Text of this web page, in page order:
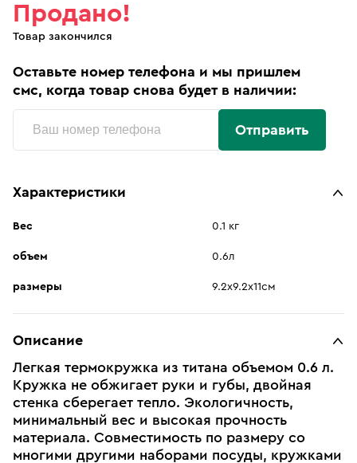
Продано!
Товар закончился
Оставьте номер телефона и мы пришлем
смс, когда товар снова будет в наличии:
Отправить
Характеристики
Вес 0.1 кг
объем 0.6л
размеры 9.2х9.2х11см
Описание
Легкая термокружка из титана объемом 0.6 л.
Кружка не обжигает руки и губы, двойная
стенка сберегает тепло. Экологичность,
минимальный вес и высокая прочность
материала. Совместимость по размеру со
многими другими наборами посуды, кружками